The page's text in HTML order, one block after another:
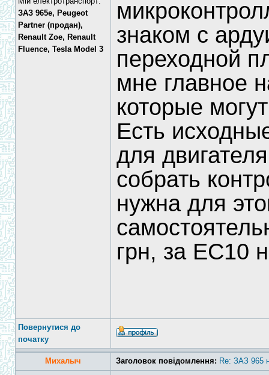
ЗАЗ 965e, Peugeot
Partner (продан),
Renault Zoe, Renault
Fluence, Tesla Model 3
знаком с
переходной
мне главное
которые
Есть
для
собрать
нужна для
грн, за ЕС10
Повернутися до
початку
Михалыч Заголовок повідомлення: Re: ЗАЗ 965